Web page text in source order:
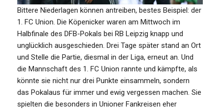
Bittere Niederlagen können antreiben, bestes Beispiel: der
1. FC Union. Die Köpenicker waren am Mittwoch im
Halbfinale des DFB-Pokals bei RB Leipzig knapp und
unglücklich ausgeschieden. Drei Tage später stand an Ort
und Stelle die Partie, diesmal in der Liga, erneut an. Und
die Mannschaft des 1. FC Union rannte und kämpfte, als
könnte sie nicht nur drei Punkte einsammeln, sondern
das Pokalaus für immer und ewig vergessen machen. Sie
spielten die besonders in Unioner Fankreisen eher